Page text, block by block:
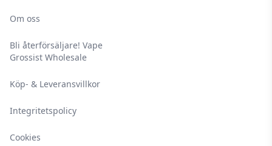
Om oss
Bli återförsäljare! Vape
Grossist Wholesale
Köp- & Leveransvillkor
Integritetspolicy
Cookies